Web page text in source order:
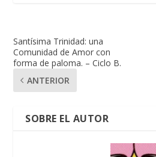
Santísima Trinidad: una
Comunidad de Amor con
forma de paloma. – Ciclo B.
ANTERIOR
SOBRE EL AUTOR